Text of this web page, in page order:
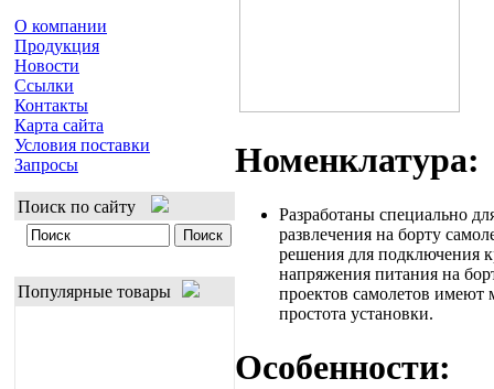
О компании
Продукция
Новости
Ссылки
Контакты
Карта сайта
Условия поставки
Запросы
Поиск по сайту
Популярные товары
Номенклатура:
Разработаны специально
развлечения на борту
решения для подключения
напряжения питания на
проектов самолетов имеют
простота установки.
Особенности: